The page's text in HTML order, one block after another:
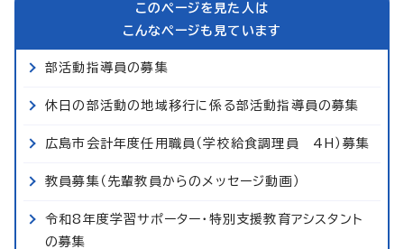
このページを見た人は
こんなページも見ています
部活動指導員の募集
休日の部活動の地域移行に係る部活動指導員の募集
広島市会計年度任用職員（学校給食調理員 4H）募集
教員募集（先輩教員からのメッセージ動画）
令和8年度学習サポーター・特別支援教育アシスタント
の募集